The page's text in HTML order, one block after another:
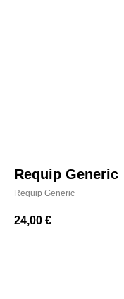
Requip Generic
Requip Generic
24,00 €